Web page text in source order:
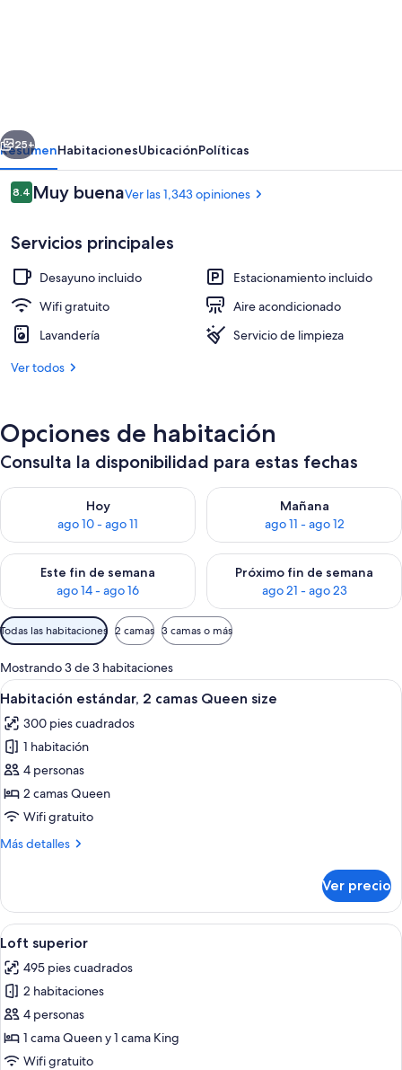
-
Hinton
Recepción
Siguiente
25+
ResumenHabitacionesUbicaciónPolíticas
Opiniones
8.48.4 de 10,
Muy buenaVer las 1,343 opiniones
Servicios principales
Desayuno incluido
Estacionamiento incluido
Wifi gratuito
Aire acondicionado
Lavandería
Servicio de limpieza
Ver todos
Opciones de habitación
Consulta la disponibilidad para estas fechas
Hoy
ago 10 - ago 11
Consulta la disponibilidad para hoy ago 10 - ago 11
Mañana
ago 11 - ago 12
Consulta la disponibilidad
Este fin de semana
ago 14 - ago 16
Consulta la disponibilidad para este fin de semana ago 14 -
Próximo fin de semana
ago 21 - ago 23
Consulta la disponibilidad
Filtros
disponibles
para
las
habitaciones
Todas las habitaciones 2 camas 3 camas o más
Mostrando 3 de 3 habitaciones
Abrir
todas
las
fotos
de
Habitación
estándar,
camas
Habitación de hotel con dos camas,
5
Habitación estándar, 2 camas Queen size
300 pies cuadrados
1 habitación
4 personas
2 camas Queen
Wifi gratuito
Más detalles
Más
estándar,
camas
size
Ver precio
Abrir
todas
las
fotos
de
Loft
superior
Habitación de hotel con una cama
7
Loft superior
495 pies cuadrados
2 habitaciones
4 personas
1 cama Queen y 1 cama King
Wifi gratuito